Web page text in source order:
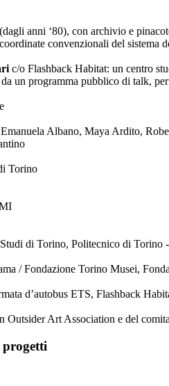
anni ‘80), con archivio e
convenzionali del
c/o Flashback Habitat: un centro
un programma pubblico di talk,
Emanuela Albano, Maya Ardito,
Torino
di Torino, Politecnico di Torino
/ Fondazione Torino Musei,
d’autobus ETS, Flashback
Art Association e del